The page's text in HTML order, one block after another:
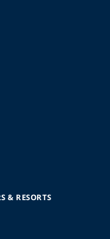
& RESORTS